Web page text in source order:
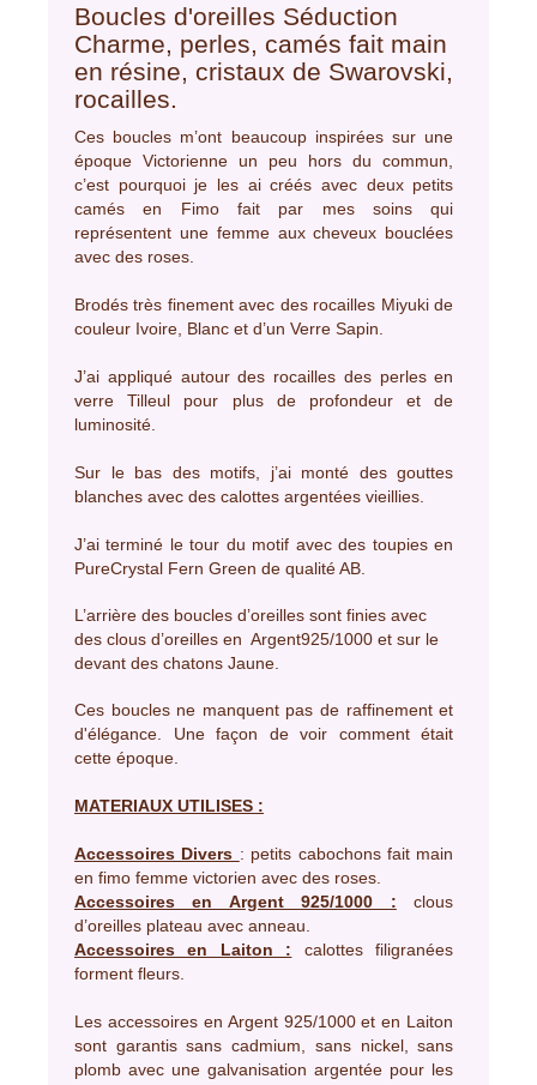
Boucles d'oreilles Séduction
Charme, perles, camés fait main
en résine, cristaux de Swarovski,
rocailles.
Ces boucles m’ont beaucoup inspirées sur une
époque Victorienne un peu hors du commun,
c’est pourquoi je les ai créés avec deux petits
camés en Fimo fait par mes soins qui
représentent une femme aux cheveux bouclées
avec des roses.
Brodés très finement avec des rocailles Miyuki de
couleur Ivoire, Blanc et d’un Verre Sapin.
J’ai appliqué autour des rocailles des perles en
verre Tilleul pour plus de profondeur et de
luminosité.
Sur le bas des motifs, j’ai monté des gouttes
blanches avec des calottes argentées vieillies.
J’ai terminé le tour du motif avec des toupies en
PureCrystal Fern Green de qualité AB.
L’arrière des boucles d’oreilles sont finies avec
des clous d’oreilles en Argent925/1000 et sur le
devant des chatons Jaune.
Ces boucles ne manquent pas de raffinement et
d'élégance. Une façon de voir comment était
cette époque.
MATERIAUX UTILISES :
Accessoires Divers : petits cabochons fait main
en fimo femme victorien avec des roses.
Accessoires en Argent 925/1000 : clous
d’oreilles plateau avec anneau.
Accessoires en Laiton :
calottes filigranées
forment fleurs.
Les accessoires en Argent 925/1000 et en Laiton
sont garantis sans cadmium, sans nickel, sans
plomb avec une galvanisation argentée pour les